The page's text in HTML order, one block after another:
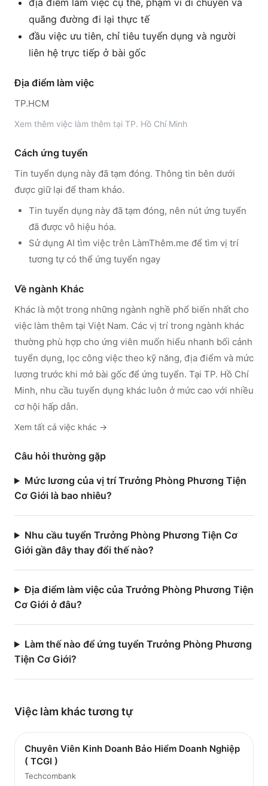
địa điểm làm việc cụ thể, phạm vi di chuyển và
quãng đường đi lại thực tế
đầu việc ưu tiên, chỉ tiêu tuyển dụng và người
liên hệ trực tiếp ở bài gốc
Địa điểm làm việc
TP.HCM
Xem thêm việc làm thêm tại TP. Hồ Chí Minh
Cách ứng tuyển
Tin tuyển dụng này đã tạm đóng. Thông tin bên dưới
được giữ lại để tham khảo.
Tin tuyển dụng này đã tạm đóng, nên nút ứng tuyển
đã được vô hiệu hóa.
Sử dụng AI tìm việc trên LàmThêm.me để tìm vị trí
tương tự có thể ứng tuyển ngay
Về ngành Khác
Khác là một trong những ngành nghề phổ biến nhất cho
việc làm thêm tại Việt Nam. Các vị trí trong ngành khác
thường phù hợp cho ứng viên muốn hiểu nhanh bối cảnh
tuyển dụng, lọc công việc theo kỹ năng, địa điểm và mức
lương trước khi mở bài gốc để ứng tuyển. Tại TP. Hồ Chí
Minh, nhu cầu tuyển dụng khác luôn ở mức cao với nhiều
cơ hội hấp dẫn.
Xem tất cả việc khác →
Câu hỏi thường gặp
Mức lương của vị trí Trưởng Phòng Phương Tiện
Cơ Giới là bao nhiêu?
Nhu cầu tuyển Trưởng Phòng Phương Tiện Cơ
Giới gần đây thay đổi thế nào?
Địa điểm làm việc của Trưởng Phòng Phương Tiện
Cơ Giới ở đâu?
Làm thế nào để ứng tuyển Trưởng Phòng Phương
Tiện Cơ Giới?
Việc làm kháctương tự
Chuyên Viên Kinh Doanh Bảo Hiểm Doanh Nghiệp
( TCGI )
Techcombank